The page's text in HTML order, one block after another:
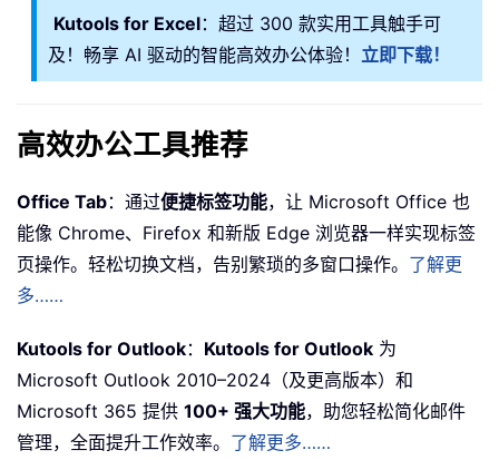
Kutools for Excel：超过 300 款实用工具触手可
及！畅享 AI 驱动的智能高效办公体验！ 立即下载！
高效办公工具推荐
Office Tab：通过便捷标签功能，让 Microsoft Office 也
能像 Chrome、Firefox 和新版 Edge 浏览器一样实现标签
页操作。轻松切换文档，告别繁琐的多窗口操作。 了解更
多……
Kutools for Outlook： Kutools for Outlook 为
Microsoft Outlook 2010–2024（及更高版本）和
Microsoft 365 提供 100+ 强大功能，助您轻松简化邮件
管理，全面提升工作效率。 了解更多……